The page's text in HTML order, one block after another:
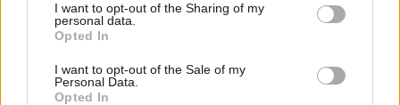
not limited to your visit or usage behaviour. You may click to
grant or deny consent to Google and its third-party tags to
use your data for below specified purposes in below Google
consent section.
I want to opt-out of the Sharing of my
personal data.
Opted In
I want to opt-out of the Sale of my
Personal Data.
Opted In